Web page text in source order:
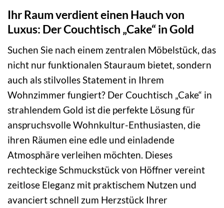
Ihr Raum verdient einen Hauch von
Luxus: Der Couchtisch „Cake“ in Gold
Suchen Sie nach einem zentralen Möbelstück, das
nicht nur funktionalen Stauraum bietet, sondern
auch als stilvolles Statement in Ihrem
Wohnzimmer fungiert? Der Couchtisch „Cake“ in
strahlendem Gold ist die perfekte Lösung für
anspruchsvolle Wohnkultur-Enthusiasten, die
ihren Räumen eine edle und einladende
Atmosphäre verleihen möchten. Dieses
rechteckige Schmuckstück von Höffner vereint
zeitlose Eleganz mit praktischem Nutzen und
avanciert schnell zum Herzstück Ihrer